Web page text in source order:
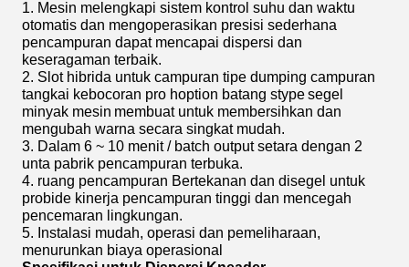
1. Mesin melengkapi sistem kontrol suhu dan waktu
otomatis dan mengoperasikan presisi sederhana
pencampuran dapat mencapai dispersi dan
keseragaman terbaik.
2. Slot hibrida untuk campuran tipe dumping campuran
tangkai kebocoran pro hoption batang stypesegel
minyak mesin membuat untuk membersihkan dan
mengubah warna secara singkat mudah.
3. Dalam 6 ~ 10 menit / batch output setara dengan 2
unta pabrik pencampuran terbuka.
4. ruang pencampuran Bertekanan dan disegel untuk
probide kinerja pencampuran tinggi dan mencegah
pencemaran lingkungan.
5. Instalasi mudah, operasi dan pemeliharaan,
menurunkan biaya operasional